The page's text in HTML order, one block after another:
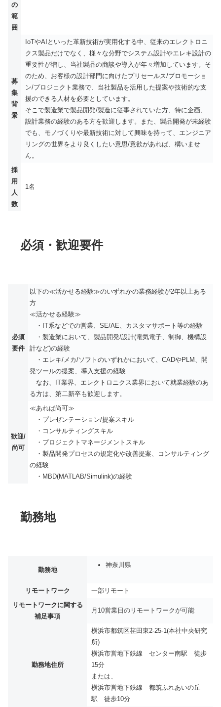
の
範
囲
募
集
背
景
IoTやAIといった革新技術が実用化する中、従来のエレクトロニ
クス製品だけでなく、様々な分野でシステム設計やエレキ設計の
重要性が増し、当社製品の商談や導入が年々増加しています。そ
のため、お客様の設計部門に向けたプリセールス/プロモーショ
ン/プロジェクト業務で、当社製品を活用した提案や技術的な支
援のできる人材を必要としています。
そこで製造業で製品開発/製造に従事されていた方、特に企画、
設計業務の経験のある方を歓迎します。また、製品開発が未経験
でも、モノづくりや最新技術に対して興味を持って、エンジニア
リングの世界をより良くしたい意思/意欲があれば、構いませ
ん。
採
用
人
数
1名
必須・歓迎要件
必須
要件
以下の≪活かせる経験≫のいずれかの業務経験が2年以上ある
方
≪活かせる経験≫
・IT系などでの営業、SE/AE、カスタマサポート等の経験
・製造業において、製品開発/設計(電気電子、制御、機構設
計など)の経験
・エレキ/メカ/ソフトのいずれかにおいて、CADやPLM、開
発ツールの提案、導入支援の経験
なお、IT業界、エレクトロニクス業界において就業経験のあ
る方は、第二新卒も歓迎します。
歓迎/
尚可
≪あれば尚可≫
・プレゼンテーション/提案スキル
・コンサルティングスキル
・プロジェクトマネージメントスキル
・製品開発プロセスの規定化や改善提案、コンサルティング
の経験
・MBD(MATLAB/Simulink)の経験
勤務地
勤務地
神奈川県
リモートワーク
一部リモート
リモートワークに関する
補足事項
月10営業日のリモートワークが可能
勤務地住所
横浜市都筑区荏田東2-25-1(本社中央研究
所)
横浜市営地下鉄線 センター南駅 徒歩
15分
または、
横浜市営地下鉄線 都筑ふれあいの丘
駅 徒歩10分